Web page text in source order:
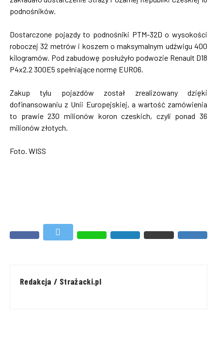
podnośników.
Dostarczone pojazdy to podnośniki PTM-32D o wysokości
roboczej 32 metrów i koszem o maksymalnym udźwigu 400
kilogramów. Pod zabudowę posłużyło podwozie Renault D18
P4x2.2 300E5 spełniające normę EURO6.
Zakup tylu pojazdów został zrealizowany dzięki
dofinansowaniu z Unii Europejskiej, a wartość zamówienia
to prawie 230 milionów koron czeskich, czyli ponad 36
milionów złotych.
Foto. WISS
Redakcja / Strażacki.pl